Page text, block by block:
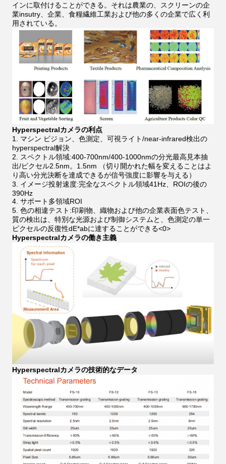
インに取付けることができる。それは農業の、スクリーンの企
業insutry、企業、食糧繊維工業および他の多くの企業で広く利
用されている。
Hyperspectralカメラの利点
1. マシン ビジョン、色測定、可視ライト/near-infrared検出の
hyperspectral解決
2. スペクトル領域:400-700nm/400-1000nmの分光最高見本抽
出/ピクセル2.5nm。1.5nm （切り開かれた幅を変えることはよ
り高い分光決断を達成できるが信号強度に影響を与える）
3. イメージ投射速度:完全なスペクトル領域41Hz、ROIの後の
390Hz
4. サポート多領域ROI
5. 色の相違テスト:印刷物、織物および他の企業表面色テスト、
質の検出は、特別な光源および制御システムと、色測定の単一
ピクセルの反復性dE*abに達することができる<0>
Hyperspectralカメラの働き主義
Hyperspectralカメラの技術的なデータ